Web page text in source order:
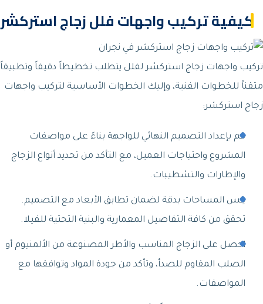
كيفية تركيب واجهات فلل زجاج استركشر
تركيب واجهات زجاج استركشر لفلل يتطلب تخطيطاً دقيقاً وتطبيقاً
متقناً للخطوات الفنية، وإليك الخطوات الأساسية لتركيب واجهات
زجاج استركشر:
قم بإعداد التصميم النهائي للواجهة بناءً على مواصفات
المشروع واحتياجات العميل، مع التأكد من تحديد أنواع الزجاج
والإطارات والتشطيبات.
قِس المساحات بدقة لضمان تطابق الأبعاد مع التصميم.
تحقق من كافة التفاصيل المعمارية والبنية التحتية للفيلا.
احصل على الزجاج المناسب والأطر المصنوعة من الألمنيوم أو
الصلب المقاوم للصدأ، وتأكد من جودة المواد وتوافقها مع
المواصفات.